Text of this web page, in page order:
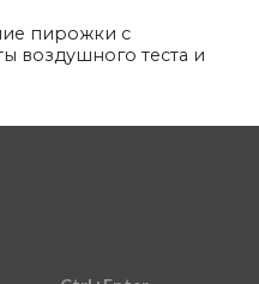
пирожки с
воздушного теста и